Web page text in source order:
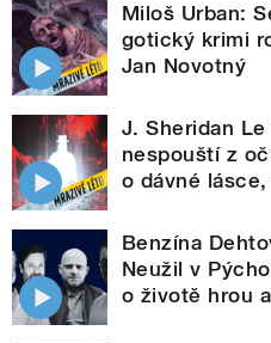
Miloš Urban:
gotický krimi
Jan Novotný
J. Sheridan
nespouští z
o dávné
Benzína
Neužil v
o životě hrou